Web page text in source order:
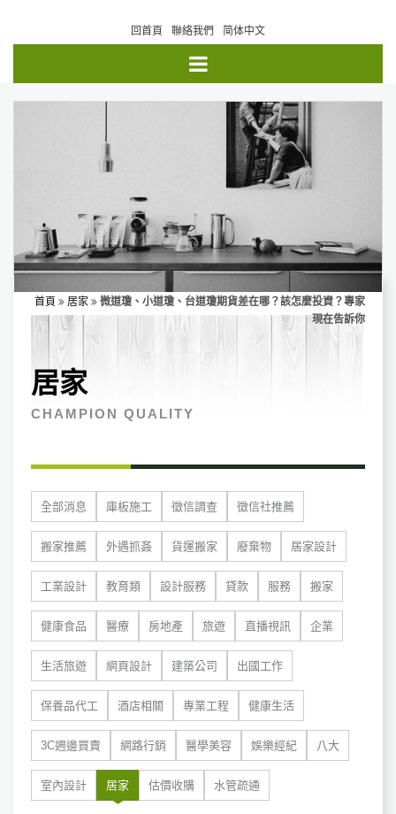
回首頁 聯絡我們 简体中文
首頁 居家
微道瓊、小道瓊、台道瓊期貨差在哪？該怎麼投資？專家
現在告訴你
居家
CHAMPION QUALITY
全部消息 庫板施工 徵信調查 徵信社推薦
搬家推薦 外遇抓姦 貨運搬家 廢棄物 居家設計
工業設計 教育類 設計服務 貸款 服務 搬家
健康食品 醫療 房地產 旅遊 直播視訊 企業
生活旅遊 網頁設計 建築公司 出國工作
保養品代工 酒店相關 專業工程 健康生活
3C週邊買賣 網路行銷 醫學美容 娛樂經紀 八大
室內設計 居家 估價收購 水管疏通